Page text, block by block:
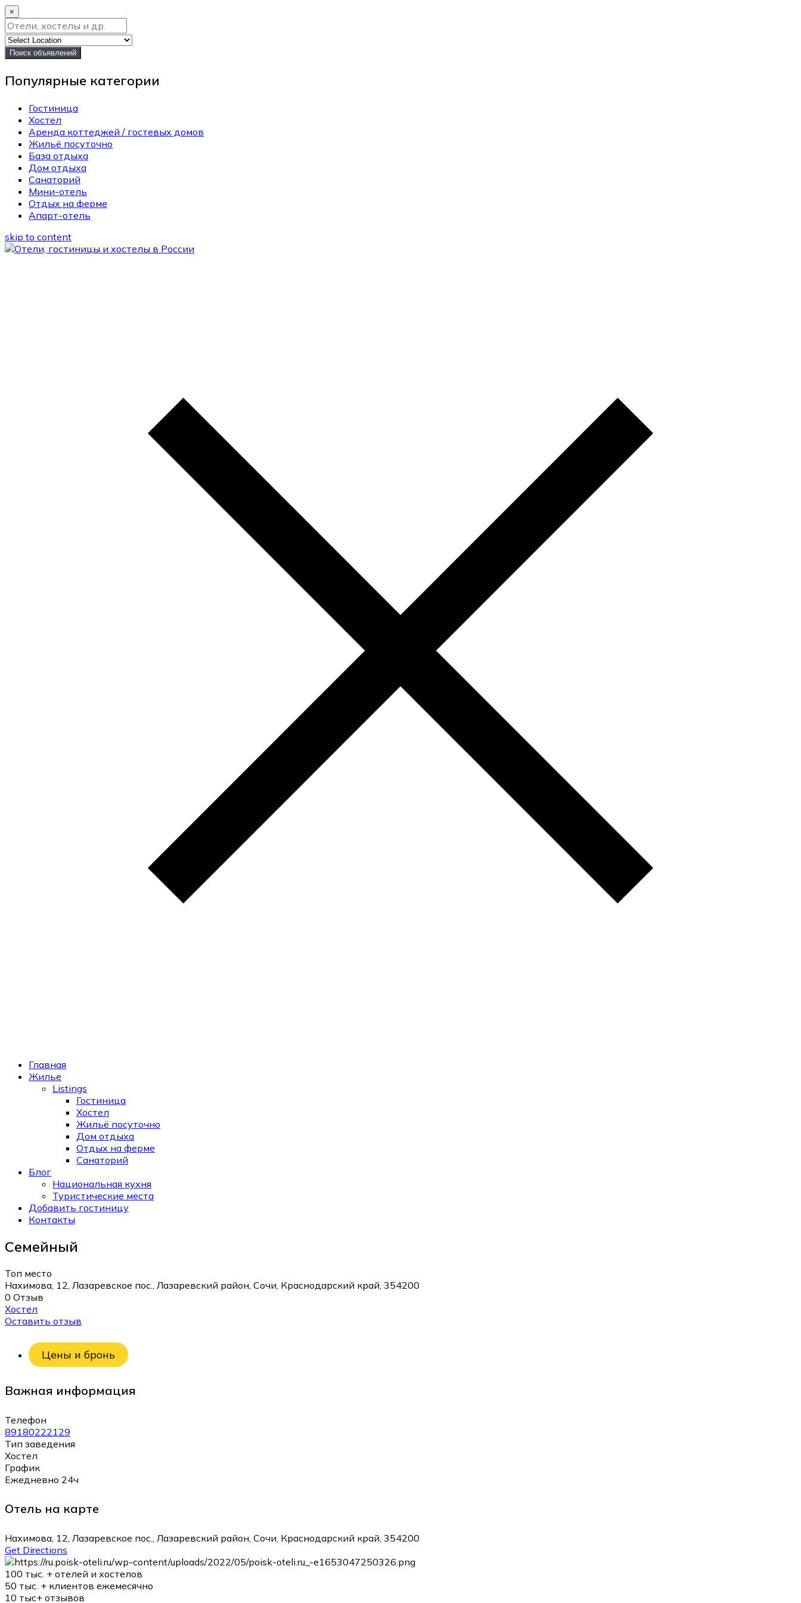
×
Поиск объявлений
Популярные категории
Гостиница
Хостел
Аренда коттеджей / гостевых домов
Жильё посуточно
База отдыха
Дом отдыха
Санаторий
Мини-отель
Отдых на ферме
Апарт-отель
skip to content
Главная
Жилье
Listings
Гостиница
Хостел
Жильё посуточно
Дом отдыха
Отдых на ферме
Санаторий
Блог
Национальная кухня
Туристические места
Добавить гостиницу
Контакты
Семейный
Топ место
Нахимова, 12, Лазаревское пос., Лазаревский район, Сочи, Краснодарский край, 354200
0 Отзыв
Хостел
Оставить отзыв
Цены и бронь
Важная информация
Телефон
89180222129
Тип заведения
Хостел
График
Ежедневно 24ч
Отель на карте
Нахимова, 12, Лазаревское пос., Лазаревский район, Сочи, Краснодарский край, 354200
Get Directions
100 тыс. + отелей и хостелов
50 тыс. + клиентов ежемесячно
10 тыс+ отзывов